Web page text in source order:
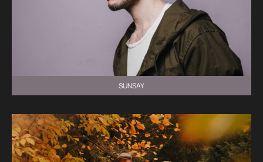
SUNSAY